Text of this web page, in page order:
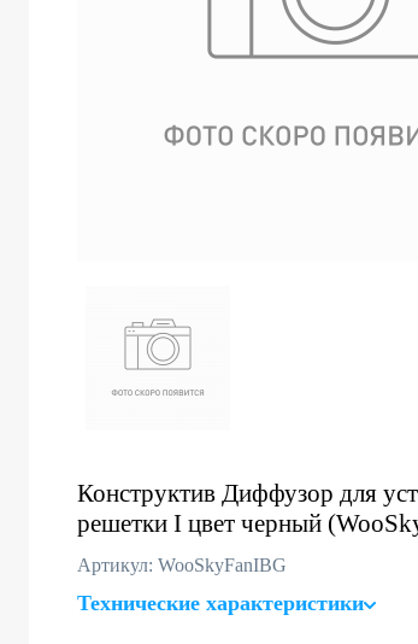
Конструктив Диффузор для
решетки I цвет черный
Артикул: WooSkyFanIBG
Технические характеристики